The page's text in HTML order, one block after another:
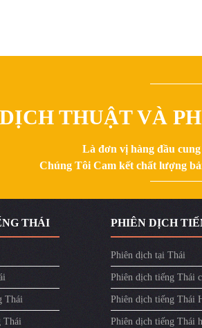
DỊCH THUẬT VÀ
Là đơn vị hàng đầu
Chúng Tôi Cam kết chất lượng
THÁI
Thái
Thái
PHIÊN DỊCH
Phiên dịch tại Thái
Phiên dịch tiếng Thái
Phiên dịch tiếng Thái
Phiên dịch tiếng Thái